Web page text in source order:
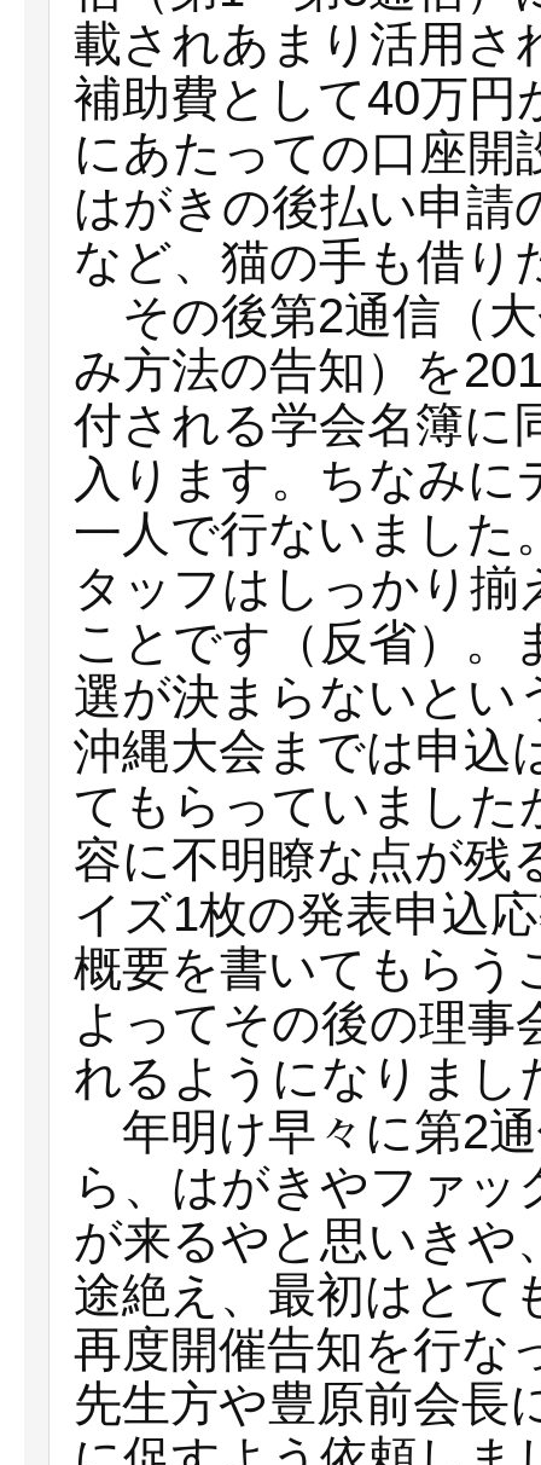
載されあまり活用さ
補助費として40万円
にあたっての口座開
はがきの後払い申請
など、猫の手も借り
その後第2通信（
み方法の告知）を
付される学会名簿に
入ります。ちなみ
一人で行ないました
タッフはしっかり
ことです（反省）。
選が決まらないとい
沖縄大会までは申込
てもらっていました
容に不明瞭な点が残
イズ1枚の発表申込
概要を書いてもらう
よってその後の理事
れるようになりまし
年明け早々に第2
ら、はがきやファ
が来るやと思いきや
途絶え、最初はとて
再度開催告知を行な
先生方や豊原前会長